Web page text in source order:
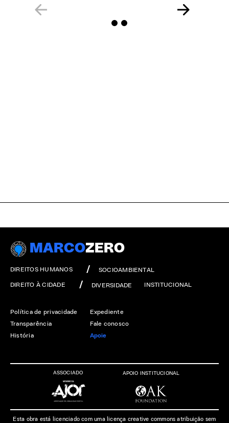
MARCOZERO
DIREITOS HUMANOS SOCIOAMBIENTAL
DIREITO À CIDADE DIVERSIDADE INSTITUCIONAL
Política de privacidade
Transparência
História
Expediente
Fale conosco
Apoie
ASSOCIADO APOIO INSTITUCIONAL
Esta obra está licenciado com uma licença creative commons atribuição sem